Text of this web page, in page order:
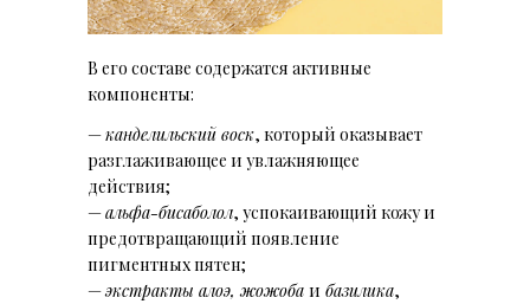
В его составе содержатся активные
компоненты:
—канделильский воск, который оказывает
разглаживающее и увлажняющее
действия;
—альфа-бисаболол, успокаивающий кожу и
предотвращающий появление
пигментных пятен;
—экстракты алоэ, жожоба и базилика,